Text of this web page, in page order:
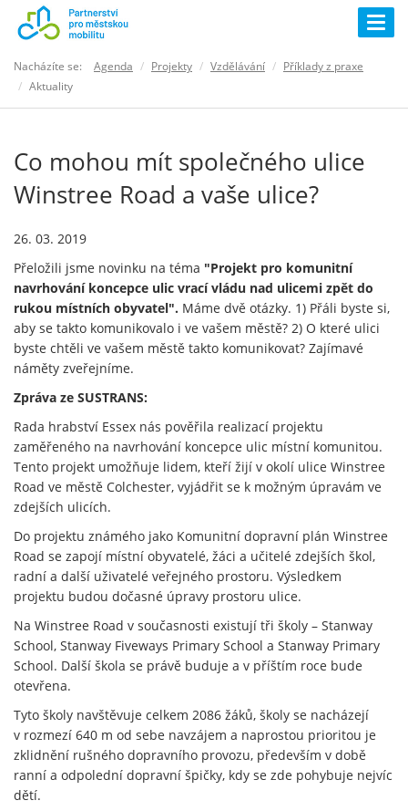
Nacházíte se: Agenda Projekty Vzdělávání
Příklady z praxe
Aktuality
Co mohou mít společného ulice
Winstree Road a vaše ulice?
26. 03. 2019
Přeložili jsme novinku na téma "Projekt pro komunitní
navrhování koncepce ulic vrací vládu nad ulicemi zpět do
rukou místních obyvatel". Máme dvě otázky. 1) Přáli byste si,
aby se takto komunikovalo i ve vašem městě? 2) O které ulici
byste chtěli ve vašem městě takto komunikovat? Zajímavé
náměty zveřejníme.
Zpráva ze SUSTRANS:
Rada hrabství Essex nás pověřila realizací projektu
zaměřeného na navrhování koncepce ulic místní komunitou.
Tento projekt umožňuje lidem, kteří žijí v okolí ulice Winstree
Road ve městě Colchester, vyjádřit se k možným úpravám ve
zdejších ulicích.
Do projektu známého jako Komunitní dopravní plán Winstree
Road se zapojí místní obyvatelé, žáci a učitelé zdejších škol,
radní a další uživatelé veřejného prostoru. Výsledkem
projektu budou dočasné úpravy prostoru ulice.
Na Winstree Road v současnosti existují tři školy – Stanway
School, Stanway Fiveways Primary School a Stanway Primary
School. Další škola se právě buduje a v příštím roce bude
otevřena.
Tyto školy navštěvuje celkem 2086 žáků, školy se nacházejí
v rozmezí 640 m od sebe navzájem a naprostou prioritou je
zklidnění rušného dopravního provozu, především v době
ranní a odpolední dopravní špičky, kdy se zde pohybuje nejvíc
dětí.